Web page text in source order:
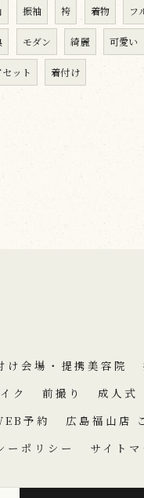
振袖 袴 着物 フ
モダン 綺麗 可愛い
ット 着付け
け会場・提携美容院
ク 前撮り 成人式
予約
広島福山店
ーポリシー サイトマ